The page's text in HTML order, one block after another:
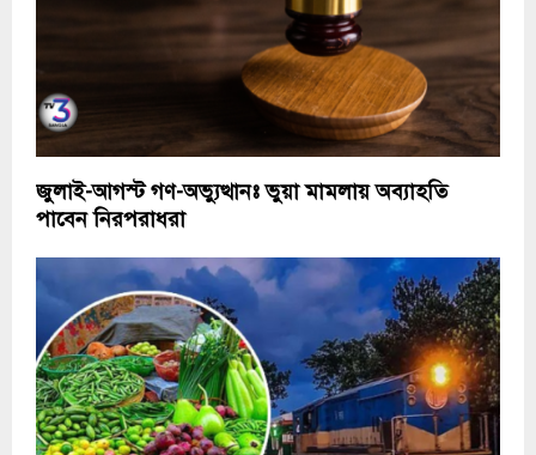
জুলাই-আগস্ট গণ-অভ্যুত্থানঃ ভুয়া মামলায় অব্যাহতি
পাবেন নিরপরাধরা